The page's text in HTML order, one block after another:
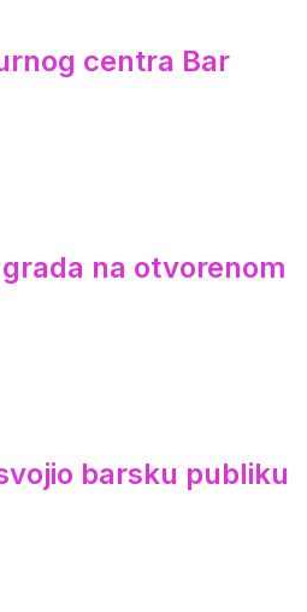
centra Bar
na otvorenom
barsku publiku